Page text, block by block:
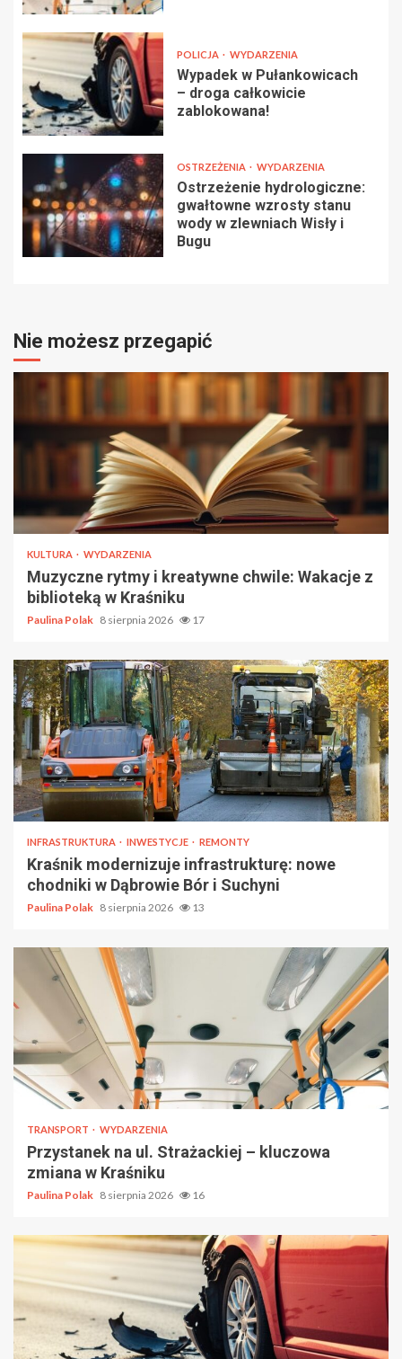
POLICJA WYDARZENIA
Wypadek w Pułankowicach
– droga całkowicie
zablokowana!
OSTRZEŻENIA WYDARZENIA
Ostrzeżenie hydrologiczne:
gwałtowne wzrosty stanu
wody w zlewniach Wisły i
Bugu
Nie możesz przegapić
KULTURA WYDARZENIA
Muzyczne rytmy i kreatywne chwile: Wakacje z
biblioteką w Kraśniku
Paulina Polak 8 sierpnia 2026 17
INFRASTRUKTURA INWESTYCJE REMONTY
Kraśnik modernizuje infrastrukturę: nowe
chodniki w Dąbrowie Bór i Suchyni
Paulina Polak 8 sierpnia 2026 13
TRANSPORT WYDARZENIA
Przystanek na ul. Strażackiej – kluczowa
zmiana w Kraśniku
Paulina Polak 8 sierpnia 2026 16